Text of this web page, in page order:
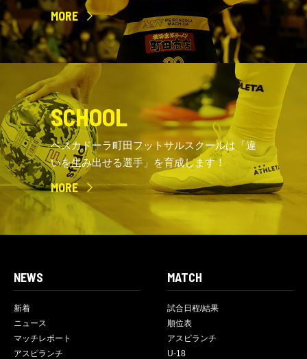
MORE
SCHOOL
ペスカドーラ町田フットサルスクールは「違
いを生み出せる選手」を育成します！
MORE
NEWS
新着
ニュース
マッチレポート
アスピランチ
MATCH
試合日程/結果
順位表
アスピランチ
U-18